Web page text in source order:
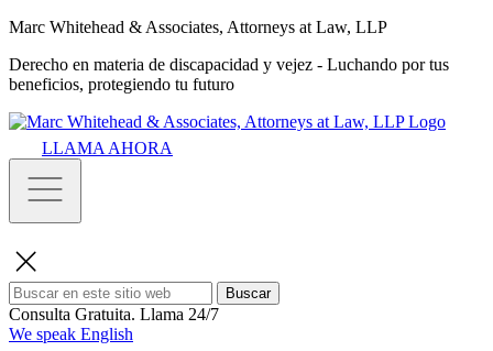
Marc Whitehead & Associates, Attorneys at Law, LLP
Derecho en materia de discapacidad y vejez - Luchando por tus
beneficios, protegiendo tu futuro
LLAMA AHORA
Buscar
Consulta Gratuita. Llama 24/7
We speak English